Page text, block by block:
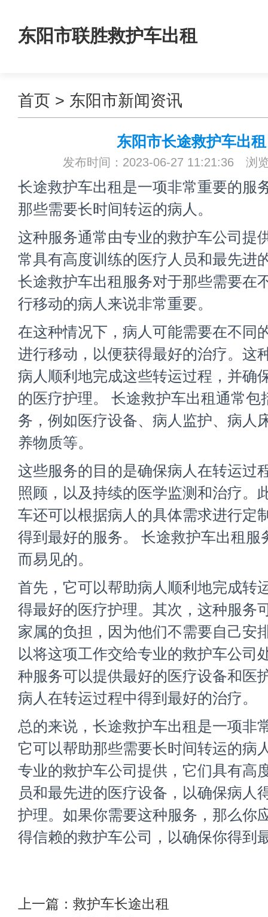
东阳市联胜救护车出租
首页 > 东阳市新闻资讯
东阳市长途救护车出租
发布时间：2023-06-27 11:21:36 浏
长途救护车出租是一项非常重要的服
那些需要长时间转运的病人。
这种服务通常由专业的救护车公司提
常具有高度训练的医疗人员和最先进
长途救护车出租服务对于那些需要在
行移动的病人来说非常重要。
在这种情况下，病人可能需要在不同
进行移动，以便获得最好的治疗。这
病人顺利地完成这些转运过程，并确
的医疗护理。 长途救护车出租通常包
务，例如医疗设备、病人监护、病人
养物质等。
这些服务的目的是确保病人在转运过
照顾，以及持续的医学监测和治疗。
车还可以根据病人的具体需求进行定
得到最好的服务。 长途救护车出租服
而易见的。
首先，它可以帮助病人顺利地完成转
得最好的医疗护理。其次，这种服务
家属的负担，因为他们不需要自己安
以将这项工作交给专业的救护车公司
种服务可以提供最好的医疗设备和医
病人在转运过程中得到最好的治疗。
总的来说，长途救护车出租是一项非
它可以帮助那些需要长时间转运的病
专业的救护车公司提供，它们具有高
员和最先进的医疗设备，以确保病人
护理。如果你需要这种服务，那么你
得信赖的救护车公司，以确保你得到
上一篇： 救护车长途出租